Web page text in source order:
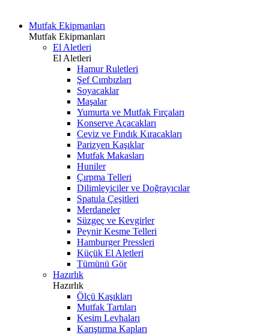
Mutfak Ekipmanları
Mutfak Ekipmanları
El Aletleri
El Aletleri
Hamur Ruletleri
Şef Cımbızları
Soyacaklar
Maşalar
Yumurta ve Mutfak Fırçaları
Konserve Açacakları
Ceviz ve Fındık Kıracakları
Parizyen Kaşıklar
Mutfak Makasları
Huniler
Çırpma Telleri
Dilimleyiciler ve Doğrayıcılar
Spatula Çeşitleri
Merdaneler
Süzgeç ve Kevgirler
Peynir Kesme Telleri
Hamburger Pressleri
Küçük El Aletleri
Tümünü Gör
Hazırlık
Hazırlık
Ölçü Kaşıkları
Mutfak Tartıları
Kesim Levhaları
Karıştırma Kapları